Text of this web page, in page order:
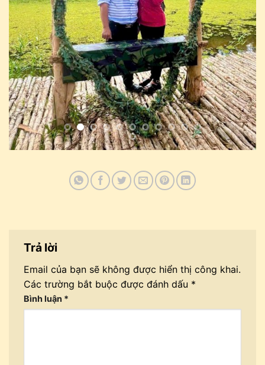
Trả lời
Email của bạn sẽ không được hiển thị công khai.
Các trường bắt buộc được đánh dấu *
Bình luận *